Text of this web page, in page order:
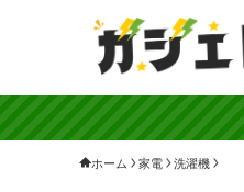
ホーム 家電 洗濯機